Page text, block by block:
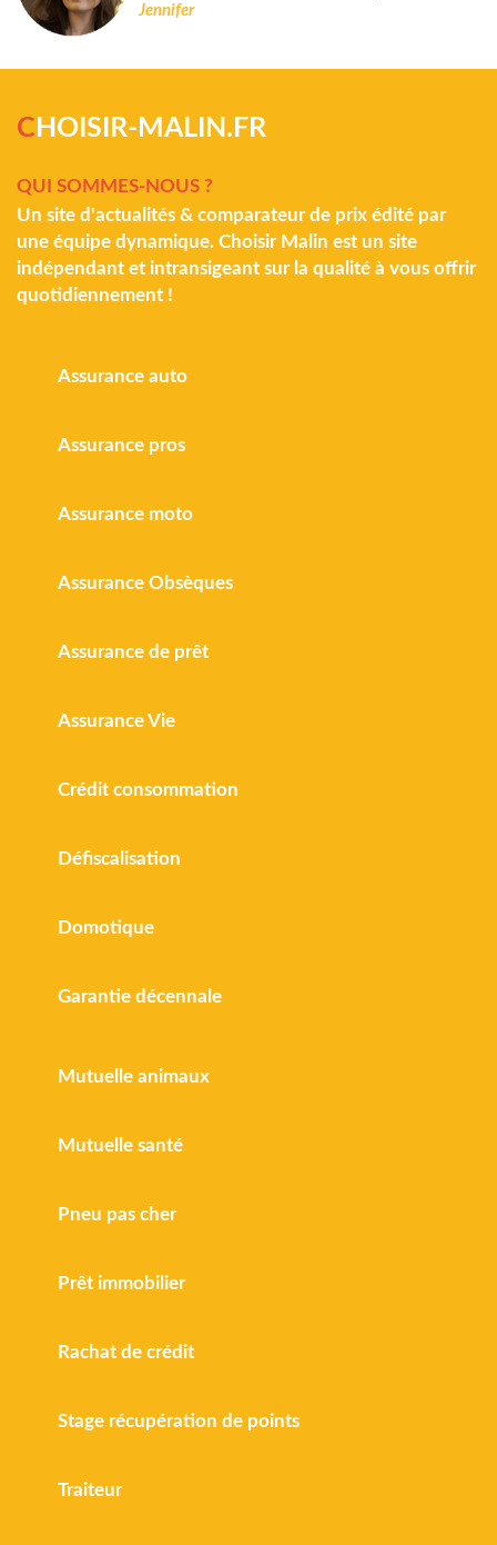
Jennifer
C HOISIR-MALIN.FR
QUI SOMMES-NOUS ?
Un site d'actualités & comparateur de prix édité par
une équipe dynamique. Choisir Malin est un site
indépendant et intransigeant sur la qualité à vous offrir
quotidiennement !
Assurance auto
Assurance pros
Assurance moto
Assurance Obsèques
Assurance de prêt
Assurance Vie
Crédit consommation
Défiscalisation
Domotique
Garantie décennale
Mutuelle animaux
Mutuelle santé
Pneu pas cher
Prêt immobilier
Rachat de crédit
Stage récupération de points
Traiteur